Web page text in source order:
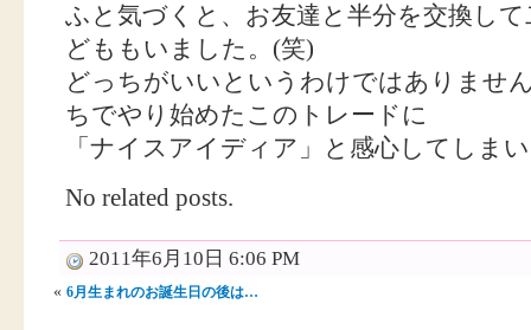
ふと気づくと、お友達と半分を交換し
どももいました。(笑)
どっちがいいというわけではありませ
ちでやり始めたこのトレードに
「ナイスアイディア」と感心してしま
No related posts.
2011年6月10日 6:06 PM
« 6月生まれのお誕生日の後は…